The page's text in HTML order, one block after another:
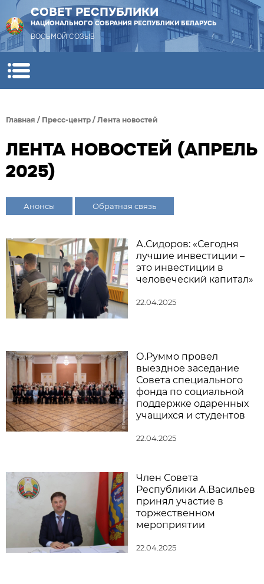
СОВЕТ РЕСПУБЛИКИ
НАЦИОНАЛЬНОГО СОБРАНИЯ РЕСПУБЛИКИ БЕЛАРУСЬ
ВОСЬМОЙ СОЗЫВ
Главная / Пресс-центр / Лента новостей
ЛЕНТА НОВОСТЕЙ (АПРЕЛЬ
2025)
Анонсы Обратная связь
А.Сидоров: «Сегодня
лучшие инвестиции –
это инвестиции в
человеческий капитал»
22.04.2025
О.Руммо провел
выездное заседание
Совета специального
фонда по социальной
поддержке одаренных
учащихся и студентов
22.04.2025
Член Совета
Республики А.Васильев
принял участие в
торжественном
мероприятии
22.04.2025